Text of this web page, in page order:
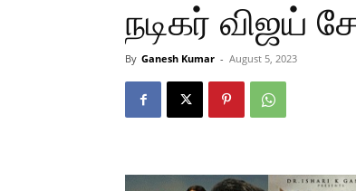
நடிகர் விஜய்
By Ganesh Kumar - August 5, 2023